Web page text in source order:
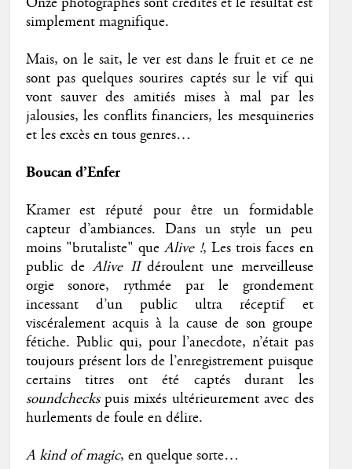
simplement magnifique.
Mais, on le sait, le ver est dans le fruit et ce ne
sont pas quelques sourires captés sur le vif qui
vont sauver des amitiés mises à mal par les
jalousies, les conflits financiers, les mesquineries
et les excès en tous genres…
Boucan d’Enfer
Kramer est réputé pour être un formidable
capteur d’ambiances. Dans un style un peu
moins "brutaliste" queAlive !, Les trois faces en
public deAlive IIdéroulent une merveilleuse
orgie sonore, rythmée par le grondement
incessant d’un public ultra réceptif et
viscéralement acquis à la cause de son groupe
fétiche. Public qui, pour l’anecdote, n’était pas
toujours présent lors de l’enregistrement puisque
certains titres ont été captés durant les
soundcheckspuis mixés ultérieurement avec des
hurlements de foule en délire.
A kind of magic, en quelque sorte…